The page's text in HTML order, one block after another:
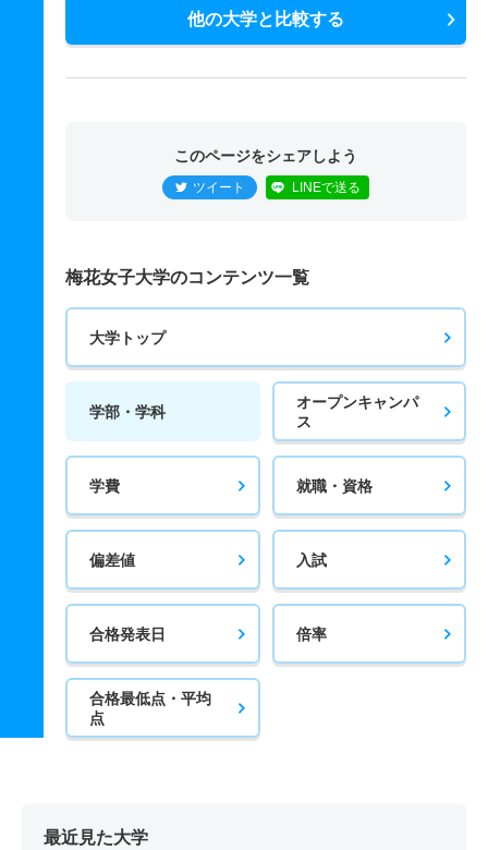
他の大学と比較する
このページをシェアしよう
ツイート LINEで送る
梅花女子大学のコンテンツ一覧
大学トップ
学部・学科
オープンキャンパ
ス
学費 就職・資格
偏差値 入試
合格発表日 倍率
合格最低点・平均
点
最近見た大学